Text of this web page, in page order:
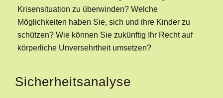
Krisensituation zu überwinden? Welche
Möglichkeiten haben Sie, sich und ihre Kinder zu
schützen? Wie können Sie zukünftig Ihr Recht auf
körperliche Unversehrtheit umsetzen?
Sicherheitsanalyse